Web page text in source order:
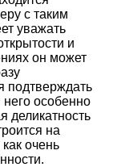
с таким
уважать
и
он может
подтверждать
него особенно
деликатность
на
очень